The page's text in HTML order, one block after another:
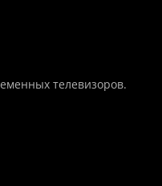
телевизоров.